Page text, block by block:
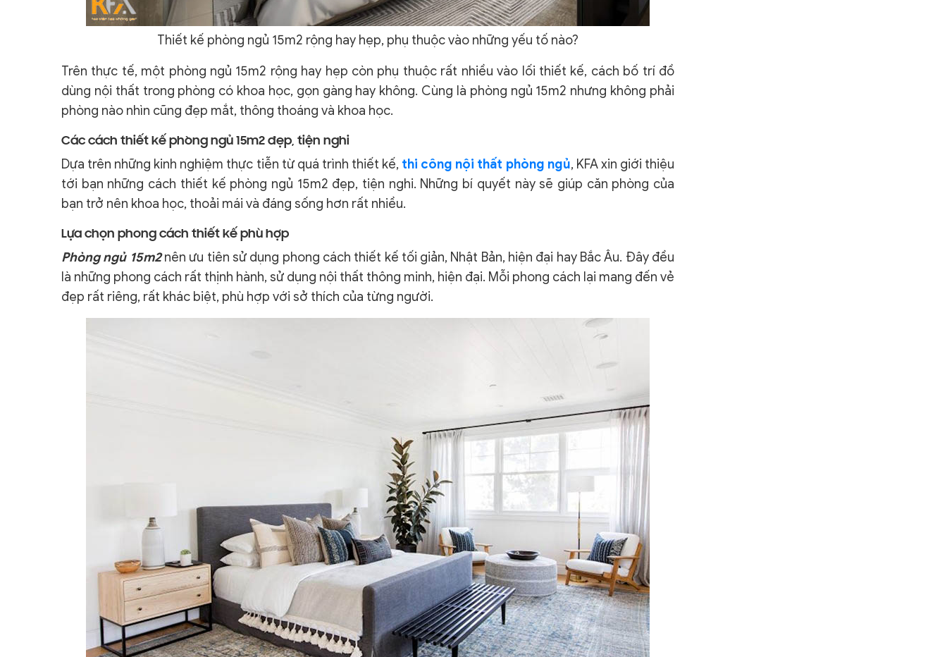
Thiết kế phòng ngủ 15m2 rộng hay hẹp, phụ thuộc vào những yếu tố nào?
Trên thực tế, một phòng ngủ 15m2 rộng hay hẹp còn phụ thuộc rất nhiều vào lối thiết kế, cách bố trí đồ
dùng nội thất trong phòng có khoa học, gọn gàng hay không. Cùng là phòng ngủ 15m2 nhưng không phải
phòng nào nhìn cũng đẹp mắt, thông thoáng và khoa học.
Các cách thiết kế phòng ngủ 15m2 đẹp, tiện nghi
Dựa trên những kinh nghiệm thực tiễn từ quá trình thiết kế, thi công nội thất phòng ngủ, KFA xin giới thiệu
tới bạn những cách thiết kế phòng ngủ 15m2 đẹp, tiện nghi. Những bí quyết này sẽ giúp căn phòng của
bạn trở nên khoa học, thoải mái và đáng sống hơn rất nhiều.
Lựa chọn phong cách thiết kế phù hợp
Phòng ngủ 15m2nên ưu tiên sử dụng phong cách thiết kế tối giản, Nhật Bản, hiện đại hay Bắc Âu. Đây đều
là những phong cách rất thịnh hành, sử dụng nội thất thông minh, hiện đại. Mỗi phong cách lại mang đến vẻ
đẹp rất riêng, rất khác biệt, phù hợp với sở thích của từng người.